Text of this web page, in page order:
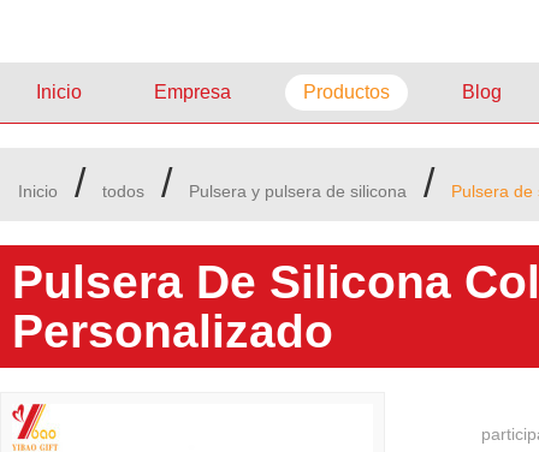
Inicio Empresa Productos Blog
Inicio / todos / Pulsera y pulsera de silicona / Pulsera de
Pulsera De Silicona
Personalizado